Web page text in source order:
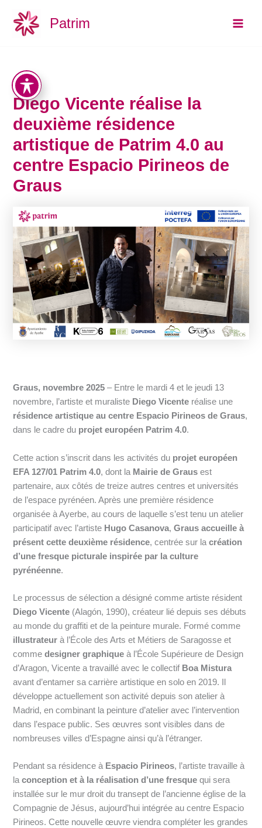
contenu
Patrim
Diego Vicente réalise la
deuxième résidence
artistique de Patrim 4.0 au
centre Espacio Pirineos de
Graus
Graus, novembre 2025 – Entre le mardi 4 et le jeudi 13
novembre, l’artiste et muraliste Diego Vicente réalise une
résidence artistique au centre Espacio Pirineos de Graus,
dans le cadre du projet européen Patrim 4.0.
Cette action s’inscrit dans les activités du projet européen
EFA 127/01 Patrim 4.0, dont la Mairie de Graus est
partenaire, aux côtés de treize autres centres et universités
de l’espace pyrénéen. Après une première résidence
organisée à Ayerbe, au cours de laquelle s’est tenu un atelier
participatif avec l’artiste Hugo Casanova,Graus accueille à
présent cette deuxième résidence, centrée sur lacréation
d’une fresque picturale inspirée par la culture
pyrénéenne.
Le processus de sélection a désigné comme artiste résident
Diego Vicente (Alagón, 1990), créateur lié depuis ses débuts
au monde du graffiti et de la peinture murale. Formé comme
illustrateur à l’École des Arts et Métiers de Saragosse et
commedesigner graphique à l’École Supérieure de Design
d’Aragon, Vicente a travaillé avec le collectif Boa Mistura
avant d’entamer sa carrière artistique en solo en 2019. Il
développe actuellement son activité depuis son atelier à
Madrid, en combinant la peinture d’atelier avec l’intervention
dans l’espace public. Ses œuvres sont visibles dans de
nombreuses villes d’Espagne ainsi qu’à l’étranger.
Pendant sa résidence à Espacio Pirineos, l’artiste travaille à
laconception et à la réalisation d’une fresque qui sera
installée sur le mur droit du transept de l’ancienne église de la
Compagnie de Jésus, aujourd’hui intégrée au centre Espacio
Pirineos. Cette nouvelle œuvre viendra compléter les grandes